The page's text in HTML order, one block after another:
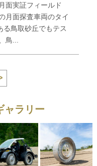
面実証フィールド
月面探査車両のタイ
る鳥取砂丘でもテス
鳥...
ャラリー